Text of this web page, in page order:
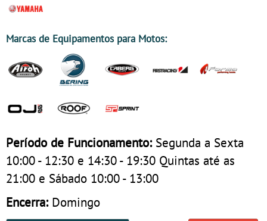
Marcas de Equipamentos para Motos:
Período de Funcionamento: Segunda a Sexta
10:00 - 12:30 e 14:30 - 19:30 Quintas até as
21:00 e Sábado 10:00 - 13:00
Encerra: Domingo